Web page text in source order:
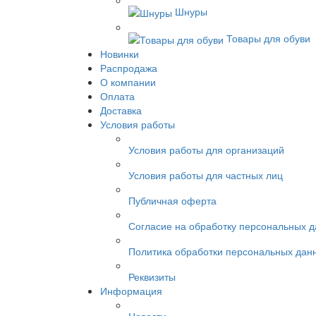
Шнуры
Товары для обуви
Новинки
Распродажа
О компании
Оплата
Доставка
Условия работы
Условия работы для организаций
Условия работы для частных лиц
Публичная оферта
Согласие на обработку персональных
Политика обработки персональных
Реквизиты
Информация